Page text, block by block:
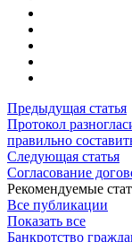
Предыдущая статья
Протокол
правильно
Следующая статья
Согласование
Рекомендуемые
Все публикации
Показать все
Банкротство